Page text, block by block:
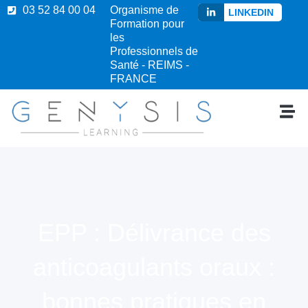
03 52 84 00 04
Organisme de
Formation pour
les
Professionnels de
Santé - REIMS -
FRANCE
LINKEDIN